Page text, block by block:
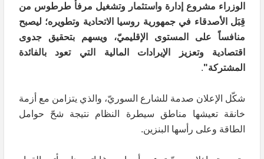
الوزراء مشروع إدارة واستثمار وتشغيل مرفأ طرطوس من
قِبَل الأصدقاء في جمهورية روسيا الاتحادية وتطويره؛ ليصبح
منافساً على المستوى الإقليميّ، ويسهم بتحقيق جدوى
اقتصادية وتعزيز الإيرادات المالية التي تعود بالفائدة
المشتركة".
شكّل الإعلان صدمة للشارع السوريّ، والذي يتزامن مع أزمة
خانقة تعيشها مناطق سيطرة النظام نتيجة شحّ حوامل
الطاقة وعلى رأسها البنزين.